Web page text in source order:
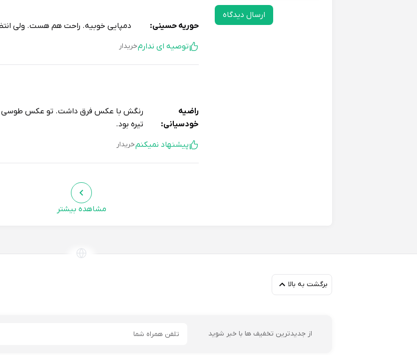
ارسال دیدگاه
حوریه حسینی: دمپایی خوبیه. راحت هم هست. ولی
توصیه ای ندارمخریدار
راضیه
خودسیانی:
رنگش با عکس فرق داشت. تو عکس طوسی
تیره بود.
پیشنهاد نمیکنمخریدار
خریدم رو خیلی دوست دارم.
مشاهده بیشتر
برگشت به بالا
از جدیدترین تخفیف ها با خبر شوید
ایمیل